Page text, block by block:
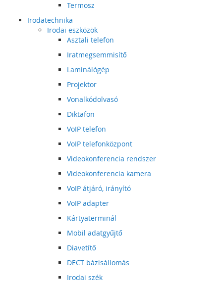
Termosz
Irodatechnika
Irodai eszközök
Asztali telefon
Iratmegsemmisítő
Laminálógép
Projektor
Vonalkódolvasó
Diktafon
VoIP telefon
VoIP telefonközpont
Videokonferencia rendszer
Videokonferencia kamera
VoIP átjáró, irányító
VoIP adapter
Kártyaterminál
Mobil adatgyűjtő
Diavetítő
DECT bázisállomás
Irodai szék